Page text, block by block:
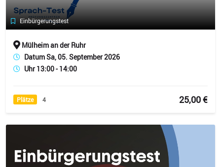
Einbürgerungstest
Mülheim an der Ruhr
Datum Sa, 05. September 2026
Uhr 13:00 - 14:00
Plätze 4 25,00 €